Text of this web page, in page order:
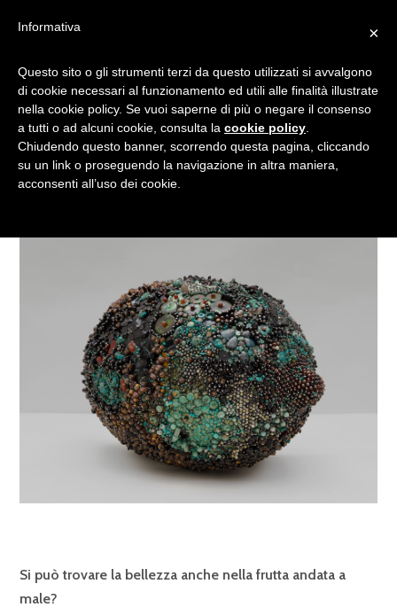
BAD FRUIT: L’ARTISTA CHE
RICREA LA FRUTTA CON LE
GEMME
Si può trovare la bellezza anche nella frutta andata a
male?
×
Informativa
Questo sito o gli strumenti terzi da questo utilizzati si avvalgono
di cookie necessari al funzionamento ed utili alle finalità illustrate
nella cookie policy. Se vuoi saperne di più o negare il consenso
a tutti o ad alcuni cookie, consulta la cookie policy
Chiudendo questo banner, scorrendo questa pagina, cliccando
su un link o proseguendo la navigazione in altra maniera,
acconsenti all’uso dei cookie.